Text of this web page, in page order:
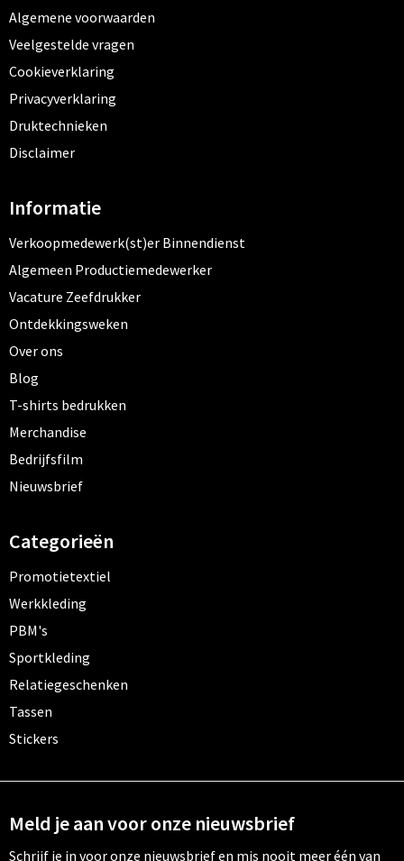
Algemene voorwaarden
Veelgestelde vragen
Cookieverklaring
Privacyverklaring
Druktechnieken
Disclaimer
Informatie
Verkoopmedewerk(st)er Binnendienst
Algemeen Productiemedewerker
Vacature Zeefdrukker
Ontdekkingsweken
Over ons
Blog
T-shirts bedrukken
Merchandise
Bedrijfsfilm
Nieuwsbrief
Categorieën
Promotietextiel
Werkkleding
PBM's
Sportkleding
Relatiegeschenken
Tassen
Stickers
Meld je aan voor onze nieuwsbrief
Schrijf je in voor onze nieuwsbrief en mis nooit meer één van